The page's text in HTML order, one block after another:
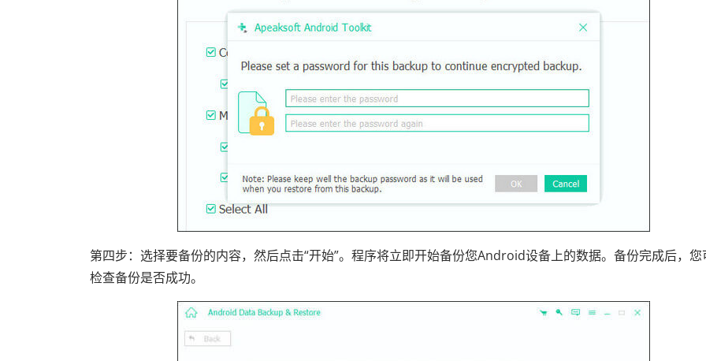
第四步：选择要备份的内容，然后点击“开始”。程序将立即开始备份您Android设备上的数据。备份完成后，您
检查备份是否成功。